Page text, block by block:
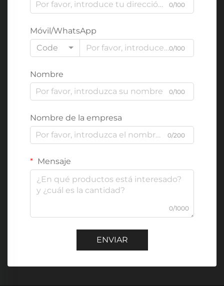
0/100
Móvil/WhatsApp
Code
0/100
Nombre
0/100
Nombre de la empresa
0/200
Mensaje
0/1000
ENVIAR